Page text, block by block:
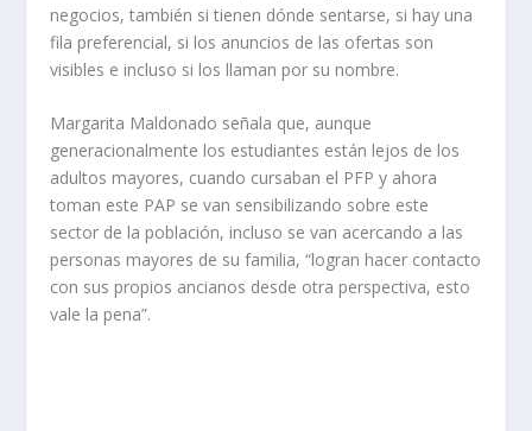
negocios, también si tienen dónde sentarse, si hay una
fila preferencial, si los anuncios de las ofertas son
visibles e incluso si los llaman por su nombre.
Margarita Maldonado señala que, aunque
generacionalmente los estudiantes están lejos de los
adultos mayores, cuando cursaban el PFP y ahora
toman este PAP se van sensibilizando sobre este
sector de la población, incluso se van acercando a las
personas mayores de su familia, “logran hacer contacto
con sus propios ancianos desde otra perspectiva, esto
vale la pena”.